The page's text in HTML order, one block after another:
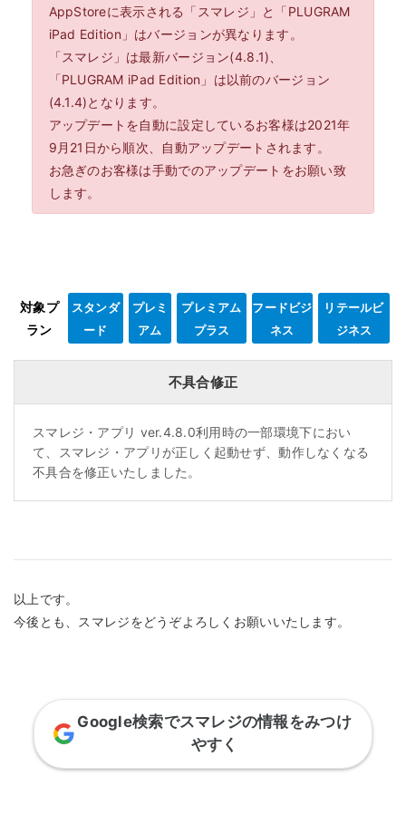
AppStoreに表示される「スマレジ」と「PLUGRAM
iPad Edition」はバージョンが異なります。
「スマレジ」は最新バージョン(4.8.1)、
「PLUGRAM iPad Edition」は以前のバージョン
(4.1.4)となります。
アップデートを自動に設定しているお客様は2021年
9月21日から順次、自動アップデートされます。
お急ぎのお客様は手動でのアップデートをお願い致
します。
対象プ
ラン
スタンダ
ード
プレミ
アム
プレミアム
プラス
フードビジ
ネス
リテールビ
ジネス
不具合修正
スマレジ・アプリ ver.4.8.0利用時の一部環境下におい
て、スマレジ・アプリが正しく起動せず、動作しなくなる
不具合を修正いたしました。
以上です。
今後とも、スマレジをどうぞよろしくお願いいたします。
Google検索でスマレジの情報をみつけ
やすく